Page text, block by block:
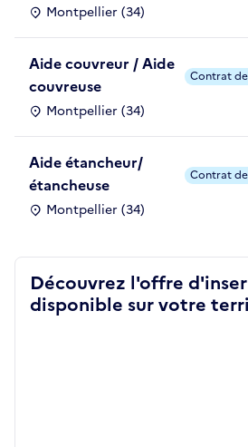
Montpellier (34)
Aide couvreur / Aide
couvreuse
Montpellier (34)
Contrat
Aide étancheur/
étancheuse
Montpellier (34)
Contrat
Découvrez l'offre
disponible sur votre